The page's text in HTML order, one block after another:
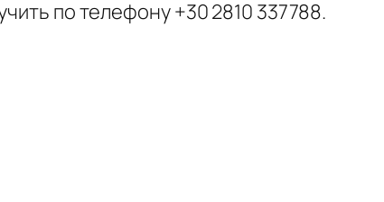
по телефону +30 2810 337788.